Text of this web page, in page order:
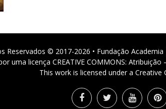
Reservados © 2017-2026 • Fundação
uma licença CREATIVE COMMONS:
This work is licensed under a Creative